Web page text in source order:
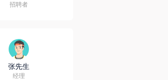
招聘者
张先生
经理